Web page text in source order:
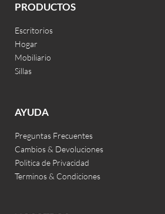
PRODUCTOS
Escritorios
Hogar
Mobiliario
Sillas
AYUDA
Preguntas Frecuentes
Cambios & Devoluciones
Politica de Privacidad
Terminos & Condiciones